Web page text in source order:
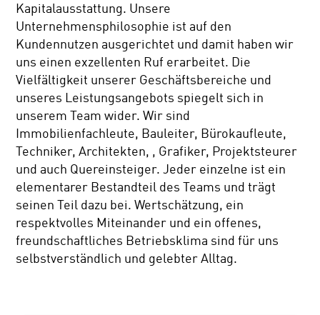
Kapitalausstattung. Unsere
Unternehmensphilosophie ist auf den
Kundennutzen ausgerichtet und damit haben wir
uns einen exzellenten Ruf erarbeitet. Die
Vielfältigkeit unserer Geschäftsbereiche und
unseres Leistungsangebots spiegelt sich in
unserem Team wider. Wir sind
Immobilienfachleute, Bauleiter, Bürokaufleute,
Techniker, Architekten, , Grafiker, Projektsteurer
und auch Quereinsteiger. Jeder einzelne ist ein
elementarer Bestandteil des Teams und trägt
seinen Teil dazu bei. Wertschätzung, ein
respektvolles Miteinander und ein offenes,
freundschaftliches Betriebsklima sind für uns
selbstverständlich und gelebter Alltag.